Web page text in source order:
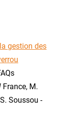
gestion des
France, M.
Soussou -